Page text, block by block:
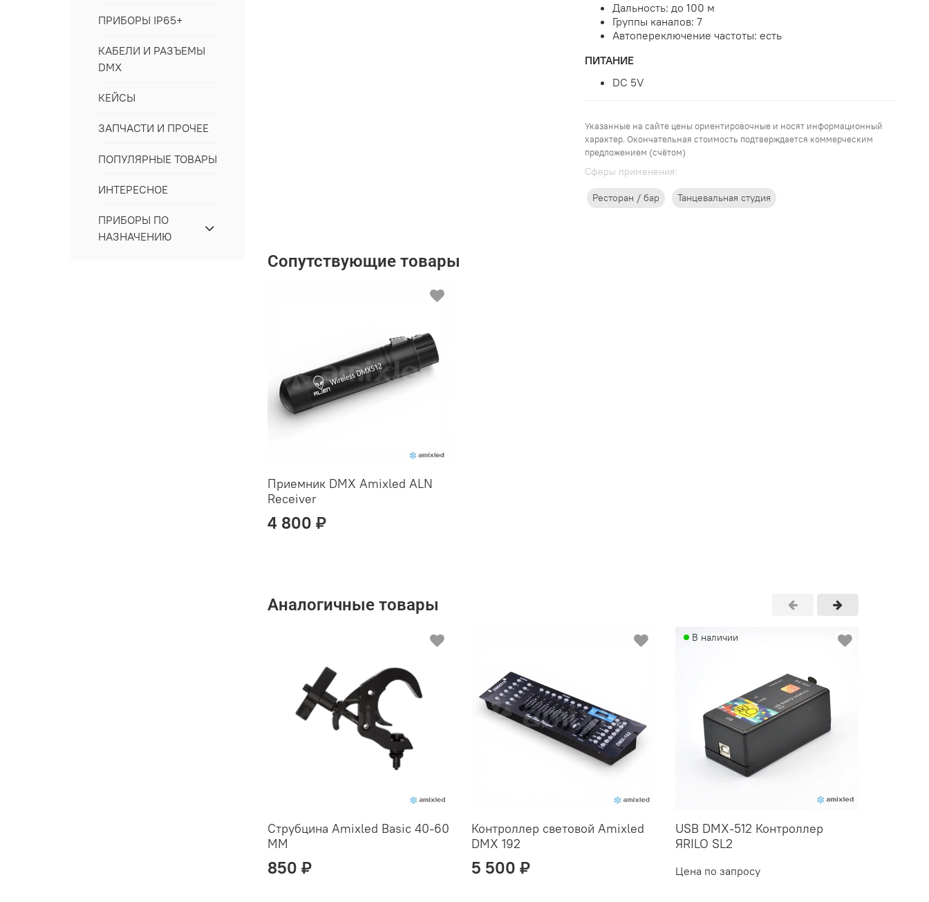
Cферы применения:
Ресторан / бар Танцевальная студия
Дальность: до 100 м
Группы каналов: 7
Автопереключение частоты: есть
ПИТАНИЕ
DC 5V
Указанные на сайте цены ориентировочные и носят информационный
характер. Окончательная стоимость подтверждается коммерческим
предложением (счётом)
Сопутствующие товары
Приемник DMX Amixled ALN
Receiver
4 800 ₽
Аналогичные товары
Струбцина Amixled Basic 40-60
MM
850 ₽
Контроллер световой Amixled
DMX 192
5 500 ₽
В наличии
USB DMX-512 Контроллер
ЯRILO SL2
Цена по запросу
ПРИБОРЫ IP65+
КАБЕЛИ И РАЗЪЕМЫ
DMX
КЕЙСЫ
ЗАПЧАСТИ И ПРОЧЕЕ
ПОПУЛЯРНЫЕ ТОВАРЫ
ИНТЕРЕСНОЕ
ПРИБОРЫ ПО
НАЗНАЧЕНИЮ